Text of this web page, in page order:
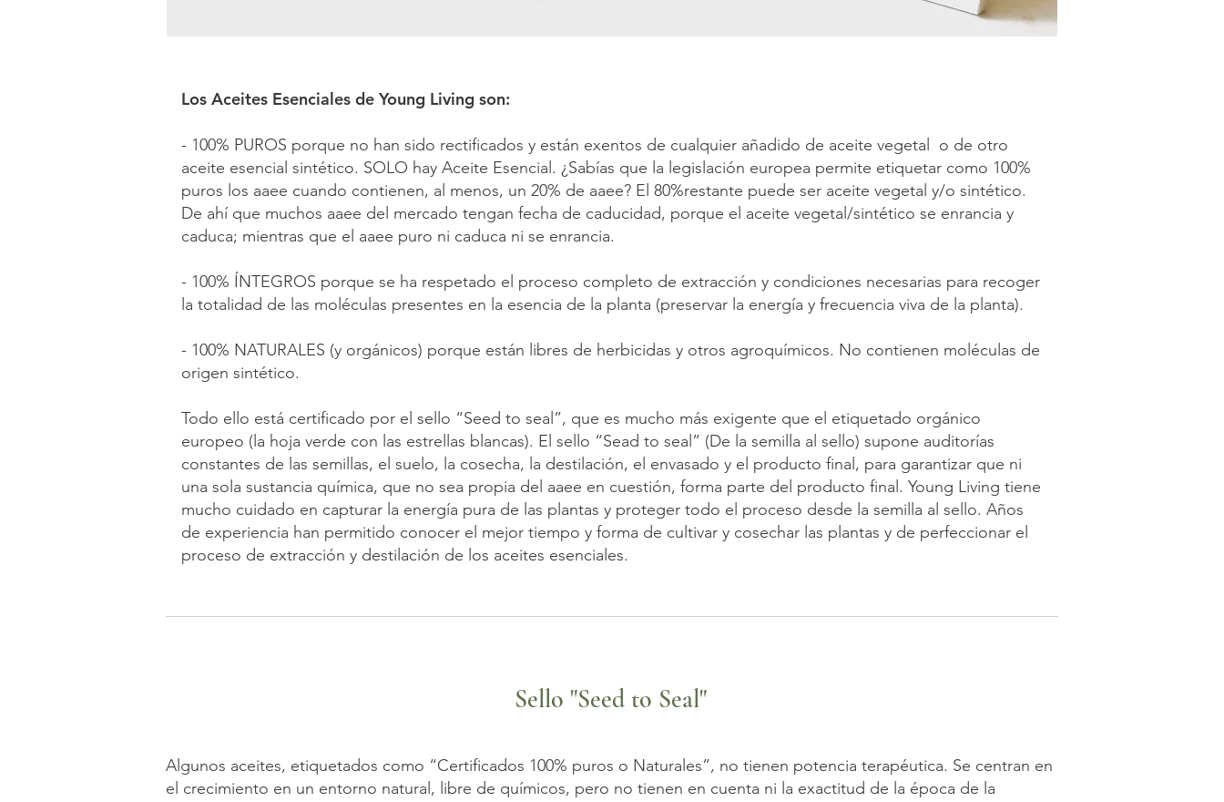
Los Aceites Esenciales de Young Living son:
- 100% PUROS porque no han sido rectificados y están exentos de cualquier añadido de aceite vegetal o de otro
aceite esencial sintético. SOLO hay Aceite Esencial. ¿Sabías que la legislación europea permite etiquetar como 100%
puros los aaee cuando contienen, al menos, un 20% de aaee? El 80%restante puede ser aceite vegetal y/o sintético.
De ahí que muchos aaee del mercado tengan fecha de caducidad, porque el aceite vegetal/sintético se enrancia y
caduca; mientras que el aaee puro ni caduca ni se enrancia.
- 100% ÍNTEGROS porque se ha respetado el proceso completo de extracción y condiciones necesarias para recoger
la totalidad de las moléculas presentes en la esencia de la planta (preservar la energía y frecuencia viva de la planta).
- 100% NATURALES (y orgánicos) porque están libres de herbicidas y otros agroquímicos. No contienen moléculas de
origen sintético.
Todo ello está certificado por el sello “Seed to seal”, que es mucho más exigente que el etiquetado orgánico
europeo (la hoja verde con las estrellas blancas). El sello “Sead to seal” (De la semilla al sello) supone auditorías
constantes de las semillas, el suelo, la cosecha, la destilación, el envasado y el producto final, para garantizar que ni
una sola sustancia química, que no sea propia del aaee en cuestión, forma parte del producto final. Young Living tiene
mucho cuidado en capturar la energía pura de las plantas y proteger todo el proceso desde la semilla al sello. Años
de experiencia han permitido conocer el mejor tiempo y forma de cultivar y cosechar las plantas y de perfeccionar el
proceso de extracción y destilación de los aceites esenciales.
Sello "Seed to Seal"
Algunos aceites, etiquetados como “Certificados 100% puros o Naturales”, no tienen potencia terapéutica. Se centran en
el crecimiento en un entorno natural, libre de químicos, pero no tienen en cuenta ni la exactitud de la época de la